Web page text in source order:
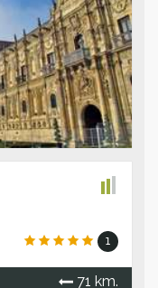
1
71 km.